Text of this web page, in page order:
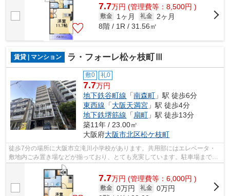
7.7万円 (管理費等：8,500円 )
敷金 1ヶ月 礼金
2ヶ月
8階 / 1R / 31.56㎡
賃貸 | マンション ラ・フォーレ松ヶ枝町Ⅲ
敷0 礼0
7.7万円
地下鉄谷町線 「南森町 」駅 徒歩6分
東西線 「大阪天満宮 」駅 徒歩4分
地下鉄堺筋線 「扇町 」駅 徒歩13分
築11年 / 23.00㎡
大阪府大阪市北区松ケ枝町
徒歩7分の場所に大阪市立滝川小学校があります。共用部にはエレベータ・
敷地内ごみ置き場などが揃っており、とても充実しています。駐車場まで
400mのマンションです。防犯対策もバッチ...
7.7万円 (管理費等：6,000円 )
敷金 0万円 礼金 0万円